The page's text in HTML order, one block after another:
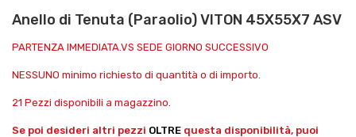
Anello di Tenuta (Paraolio) VITON 45X55X7 ASV
PARTENZA IMMEDIATA.VS SEDE GIORNO SUCCESSIVO
NESSUNO minimo richiesto di quantità o di importo.
21 Pezzi disponibili a magazzino.
Se poi desideri altri pezzi OLTRE questa disponibilità, puoi